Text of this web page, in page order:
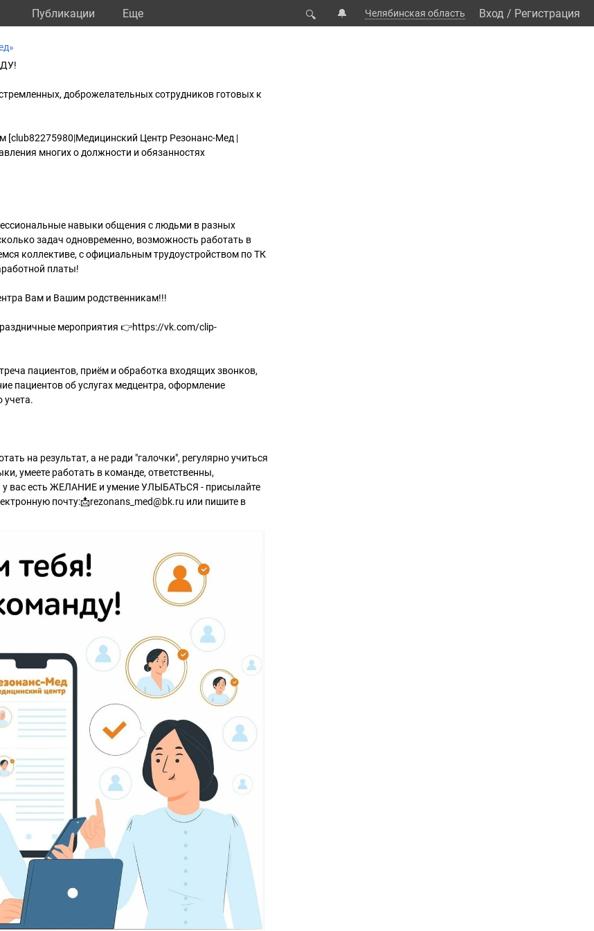
Публикации Eще 🔍 🔔 Челябинская область Вход / Регистрация
доброжелательных сотрудников готовых к
[club82275980|Медицинский Центр Резонанс-Мед |
многих о должности и обязанностях
навыки общения с людьми в разных
задач одновременно, возможность работать в
коллективе, с официальным трудоустройством по ТК
платы!
Вам и Вашим родственникам!!!
мероприятия 👉https://vk.com/clip-
пациентов, приём и обработка входящих звонков,
пациентов об услугах медцентра, оформление
учета.
на результат, а не ради "галочки", регулярно учиться
умеете работать в команде, ответственны,
вас есть ЖЕЛАНИЕ и умение УЛЫБАТЬСЯ - присылайте
почту:📩rezonans_med@bk.ru или пишите в